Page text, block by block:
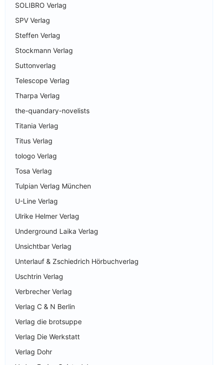
SOLIBRO Verlag
SPV Verlag
Steffen Verlag
Stockmann Verlag
Suttonverlag
Telescope Verlag
Tharpa Verlag
the-quandary-novelists
Titania Verlag
Titus Verlag
tologo Verlag
Tosa Verlag
Tulpian Verlag München
U-Line Verlag
Ulrike Helmer Verlag
Underground Laika Verlag
Unsichtbar Verlag
Unterlauf & Zschiedrich Hörbuchverlag
Uschtrin Verlag
Verbrecher Verlag
Verlag C & N Berlin
Verlag die brotsuppe
Verlag Die Werkstatt
Verlag Dohr